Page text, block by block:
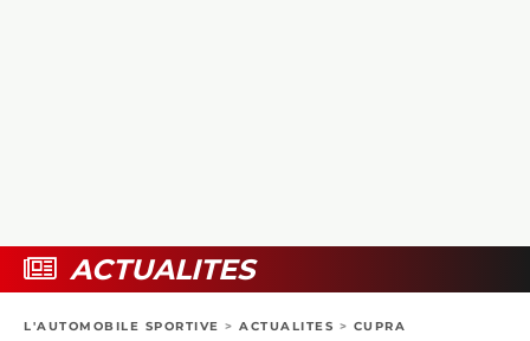
BOUTIQUE
ACTUALITES
L'AUTOMOBILE SPORTIVE > ACTUALITES > CUPRA